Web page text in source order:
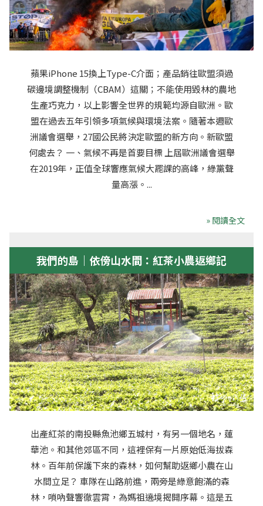
蘋果iPhone 15換上Type-C介面；產品銷往歐盟須過
碳邊境調整機制（CBAM）這關；不能使用毀林的農地
生產巧克力，以上影響全世界的規範均源自歐洲。歐
盟在過去五年引領多項氣候與環境法案。隨著本週歐
洲議會選舉，27國公民將決定歐盟的新方向。新歐盟
何處去？ 一、氣候不再是首要目標 上屆歐洲議會選舉
在2019年，正值全球響應氣候大罷課的高峰，綠黨聲
量高漲。...
» 閱讀全文
我們的島｜依傍山水間：紅茶小農返鄉記
出產紅茶的南投縣魚池鄉五城村，有另一個地名，蓮
華池。和其他郊區不同，這裡保有一片原始低海拔森
林。百年前保護下來的森林，如何幫助返鄉小農在山
水間立足？ 車隊在山路前進，兩旁是綠意飽滿的森
林，嗩吶聲響徹雲霄，為媽祖遶境揭開序幕。這是五